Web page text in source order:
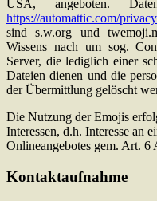
USA, angeboten.
https://automattic.com/
sind s.w.org und
Wissens nach um sog.
Server, die lediglich einer
Dateien dienen und die
der Übermittlung gelöscht
Die Nutzung der Emojis
Interessen, d.h. Interesse an
Onlineangebotes gem. Art.
Kontaktaufnahme